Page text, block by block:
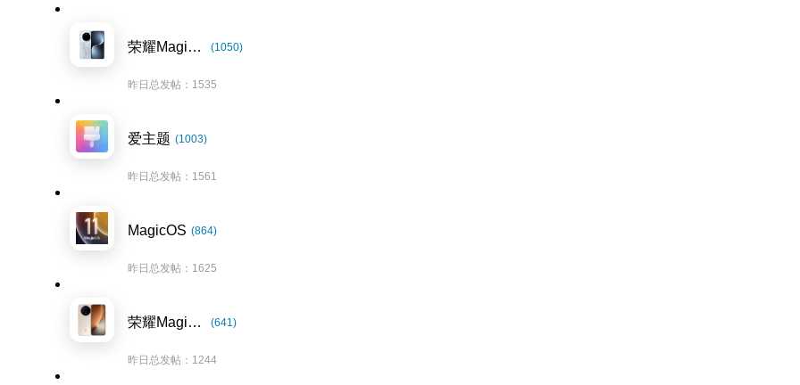
荣耀Magic7系列 (1050)
昨日总发帖：1535
爱主题 (1003)
昨日总发帖：1561
MagicOS (864)
昨日总发帖：1625
荣耀Magic8系列 (641)
昨日总发帖：1244